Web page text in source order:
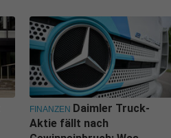
FINANZEN Daimler Truck-
Aktie fällt nach